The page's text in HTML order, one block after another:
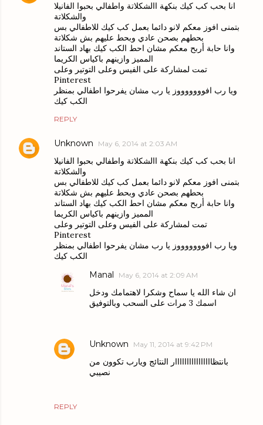
انا بحب كب كيك بنكهة االشكلاتة واطفالي بحبوا الفانيلا
والشكلاتة
بتمنى افوز معكم لانو دائما بعمل كب كيك للاطفالي بس
بحطهم بصحن عادي وبحط عليهم بش شكلاتة
وانا حابة أربح معكم مشان احط الكب كيك بهاد الستاند
المميز وازينهم باكياس الكريما
تمت لمشاركة على الفيس وعلى التوتير وعلى
Pinterest
ويا رب افوووووووز يا رب مشان يفرحوا اطفالي بمنظر
الكب كيك
REPLY
Unknown May 6, 2014 at 2:03 AM
انا بحب كب كيك بنكهة االشكلاتة واطفالي بحبوا الفانيلا
والشكلاتة
بتمنى افوز معكم لانو دائما بعمل كب كيك للاطفالي بس
بحطهم بصحن عادي وبحط عليهم بش شكلاتة
وانا حابة أربح معكم مشان احط الكب كيك بهاد الستاند
المميز وازينهم باكياس الكريما
تمت لمشاركة على الفيس وعلى التوتير وعلى
Pinterest
ويا رب افوووووووز يا رب مشان يفرحوا اطفالي بمنظر
الكب كيك
REPLY
Manal May 6, 2014 at 2:09 AM
ان شاء الله يا سماح وشكرا لاهتمامك ودخل
اسمك 3 مرات على السحب وبالتوفيق
Unknown May 11, 2014 at 9:42 PM
بانتظاااااااااااااااار النتائج ويارب تكوون من
نصيبي